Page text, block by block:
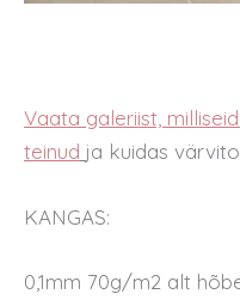
Vaata galeriist,
teinud ja kuidas
KANGAS:
0,1mm 70g/m2 alt